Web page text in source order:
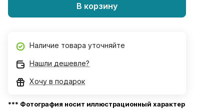
В корзину
Наличие товара уточняйте
Нашли дешевле?
Хочу в подарок
*** Фотография носит иллюстрационный характер